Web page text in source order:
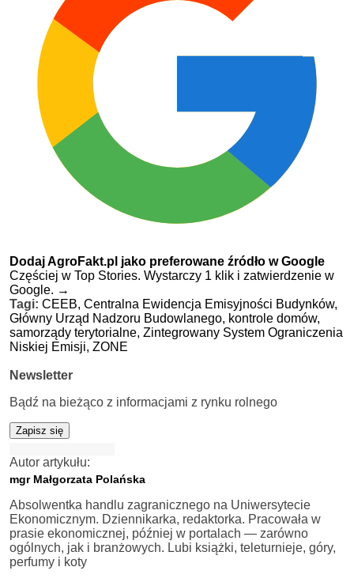
Dodaj AgroFakt.pl jako preferowane źródło w Google
Częściej w Top Stories. Wystarczy 1 klik i zatwierdzenie w
Google. →
Tagi: CEEB, Centralna Ewidencja Emisyjności Budynków,
Główny Urząd Nadzoru Budowlanego, kontrole domów,
samorządy terytorialne, Zintegrowany System Ograniczenia
Niskiej Emisji, ZONE
Newsletter
Bądź na bieżąco z informacjami z rynku rolnego
Zapisz się
Autor artykułu:
mgr Małgorzata Polańska
Absolwentka handlu zagranicznego na Uniwersytecie
Ekonomicznym. Dziennikarka, redaktorka. Pracowała w
prasie ekonomicznej, później w portalach — zarówno
ogólnych, jak i branżowych. Lubi książki, teleturnieje, góry,
perfumy i koty